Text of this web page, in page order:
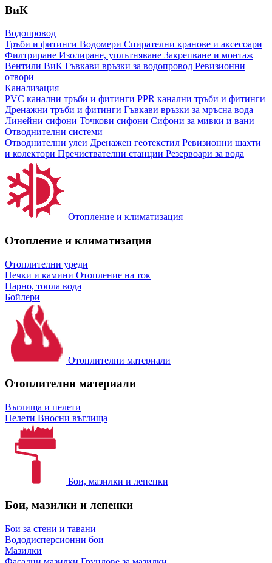
ВиК
Водопровод
Тръби и фитинги Водомери Спирателни кранове и аксесоари
Филтриране Изолиране, уплътняване Закрепване и монтаж
Вентили ВиК Гъвкави връзки за водопровод Ревизионни
отвори
Канализация
PVC канални тръби и фитинги PPR канални тръби и фитинги
Дренажни тръби и фитинги Гъвкави връзки за мръсна вода
Линейни сифони Точкови сифони Сифони за мивки и вани
Отводнителни системи
Отводнителни улеи Дренажен геотекстил Ревизионни шахти
и колектори Пречиствателни станции Резервоари за вода
Отопление и климатизация
Отопление и климатизация
Отоплителни уреди
Печки и камини Отопление на ток
Парно, топла вода
Бойлери
Отоплителни материали
Отоплителни материали
Въглища и пелети
Пелети Вносни въглища
Бои, мазилки и лепенки
Бои, мазилки и лепенки
Бои за стени и тавани
Вододисперсионни бои
Мазилки